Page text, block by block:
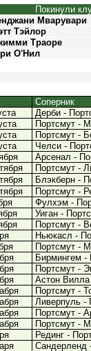
Покинули
Мварувари
Тэйлор
Траоре
О'Нил
Соперник
Дерби -
Портсмут -
Портсмут -
Челси -
Арсенал -
Портсмут -
Блэкберн -
Портсмут -
Фулхэм -
Уиган -
Портсмут -
Ньюкасл -
Портсмут -
Бирмингем -
Портсмут -
Астон
Портсмут -
Ливерпуль -
Портсмут -
Портсмут -
Рединг -
Сандерленд